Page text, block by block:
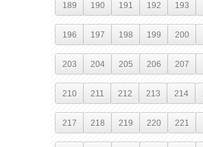
189 190 191 192 193
196 197 198 199 200
203 204 205 206 207
210 211 212 213 214
217 218 219 220 221